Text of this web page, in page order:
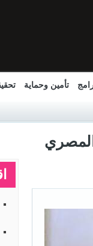
تأمين وحماية